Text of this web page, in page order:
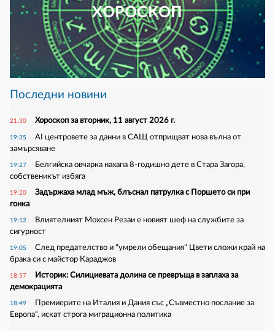
ХОРОСКОП
Последни новини
21:30 Хороскоп за вторник, 11 август 2026 г.
19:35
AI центровете за данни в САЩ отприщват нова вълна от
замърсяване
19:27
Белгийска овчарка нахапа 8-годишно дете в Стара Загора,
собственикът избяга
19:20
Задържаха млад мъж, блъснал патрулка с Поршето си при
гонка
19:12
Влиятелният Мохсен Резаи е новият шеф на службите за
сигурност
19:05
След предателство и "умрели обещания" Цвети сложи край на
брака си с майстор Караджов
18:57
Историк: Силициевата долина се превръща в заплаха за
демокрацията
18:49
Премиерите на Италия и Дания със „Съвместно послание за
Европа“, искат строга миграционна политика